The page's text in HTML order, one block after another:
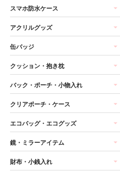
スマホ防水ケース
アクリルグッズ
缶バッジ
クッション・抱き枕
バック・ポーチ・小物入れ
クリアポーチ・ケース
エコバッグ・エコグッズ
鏡・ミラーアイテム
財布・小銭入れ